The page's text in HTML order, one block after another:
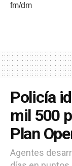
fm/dm
Policía
mil 500
Plan
Agentes